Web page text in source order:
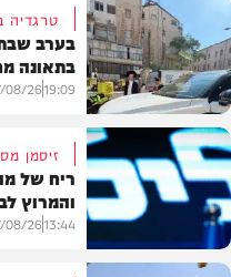
בארץ
טרגדיה
בערב
בתאונה
19:09
08/26
זיסמן
ריח של
והמרוץ
13:44
08/26